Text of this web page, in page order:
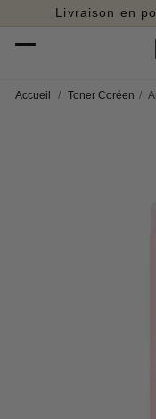
passer
au
Livraison en
Accueil / Toner Coréen /